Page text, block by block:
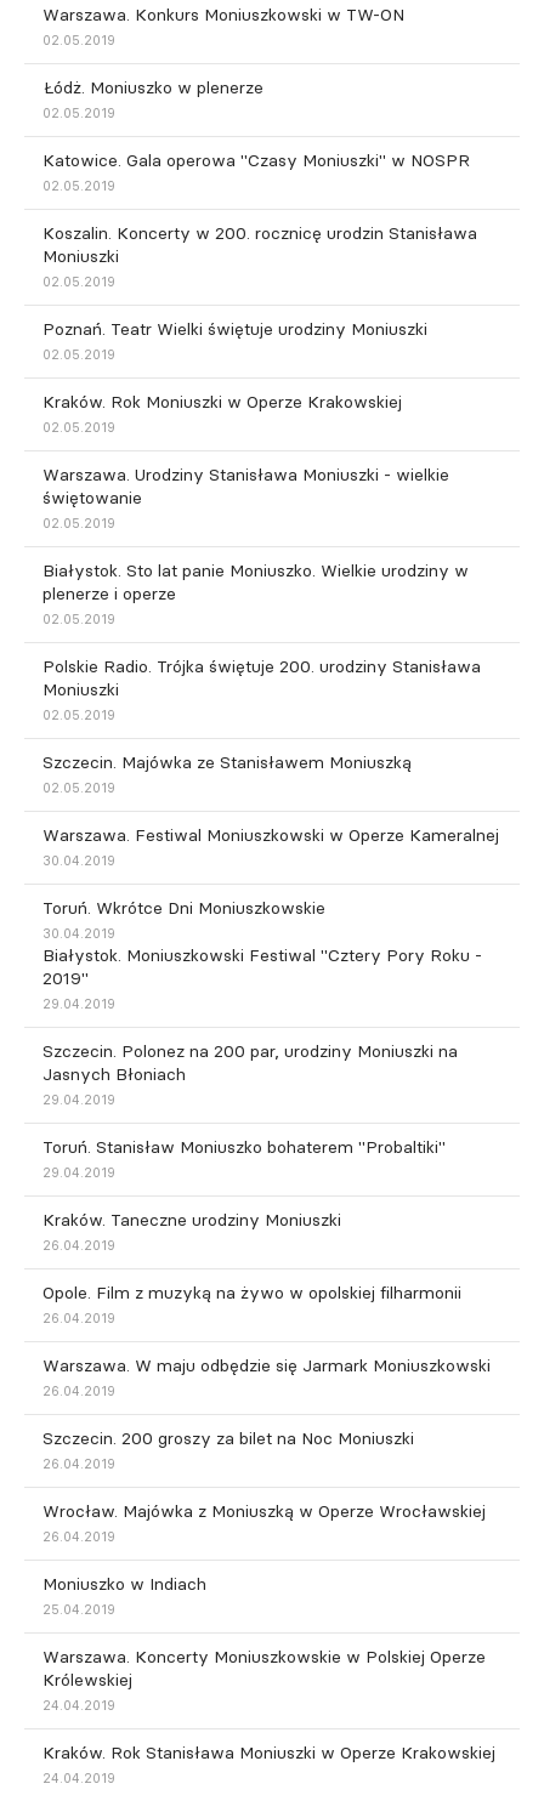
Warszawa. Konkurs Moniuszkowski w TW-ON
02.05.2019
Łódż. Moniuszko w plenerze
02.05.2019
Katowice. Gala operowa "Czasy Moniuszki" w NOSPR
02.05.2019
Koszalin. Koncerty w 200. rocznicę urodzin Stanisława
Moniuszki
02.05.2019
Poznań. Teatr Wielki świętuje urodziny Moniuszki
02.05.2019
Kraków. Rok Moniuszki w Operze Krakowskiej
02.05.2019
Warszawa. Urodziny Stanisława Moniuszki - wielkie
świętowanie
02.05.2019
Białystok. Sto lat panie Moniuszko. Wielkie urodziny w
plenerze i operze
02.05.2019
Polskie Radio. Trójka świętuje 200. urodziny Stanisława
Moniuszki
02.05.2019
Szczecin. Majówka ze Stanisławem Moniuszką
02.05.2019
Warszawa. Festiwal Moniuszkowski w Operze Kameralnej
30.04.2019
Toruń. Wkrótce Dni Moniuszkowskie
30.04.2019
Białystok. Moniuszkowski Festiwal "Cztery Pory Roku -
2019"
29.04.2019
Szczecin. Polonez na 200 par, urodziny Moniuszki na
Jasnych Błoniach
29.04.2019
Toruń. Stanisław Moniuszko bohaterem "Probaltiki"
29.04.2019
Kraków. Taneczne urodziny Moniuszki
26.04.2019
Opole. Film z muzyką na żywo w opolskiej filharmonii
26.04.2019
Warszawa. W maju odbędzie się Jarmark Moniuszkowski
26.04.2019
Szczecin. 200 groszy za bilet na Noc Moniuszki
26.04.2019
Wrocław. Majówka z Moniuszką w Operze Wrocławskiej
26.04.2019
Moniuszko w Indiach
25.04.2019
Warszawa. Koncerty Moniuszkowskie w Polskiej Operze
Królewskiej
24.04.2019
Kraków. Rok Stanisława Moniuszki w Operze Krakowskiej
24.04.2019